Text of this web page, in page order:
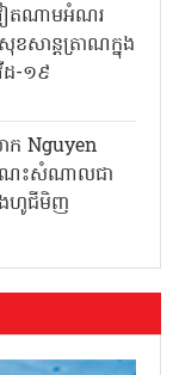
ៀតណាមអំណរ
ាន្តត្រាណក្នុង
ដ-១៩
ក Nguyen
េះសំណាលជា
ងហូជីមិញ